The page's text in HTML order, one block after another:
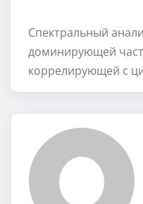
Спектральный
доминирующей
коррелирующей с